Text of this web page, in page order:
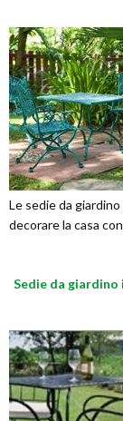
Le sedie da
decorare la casa
Sedie da giardino